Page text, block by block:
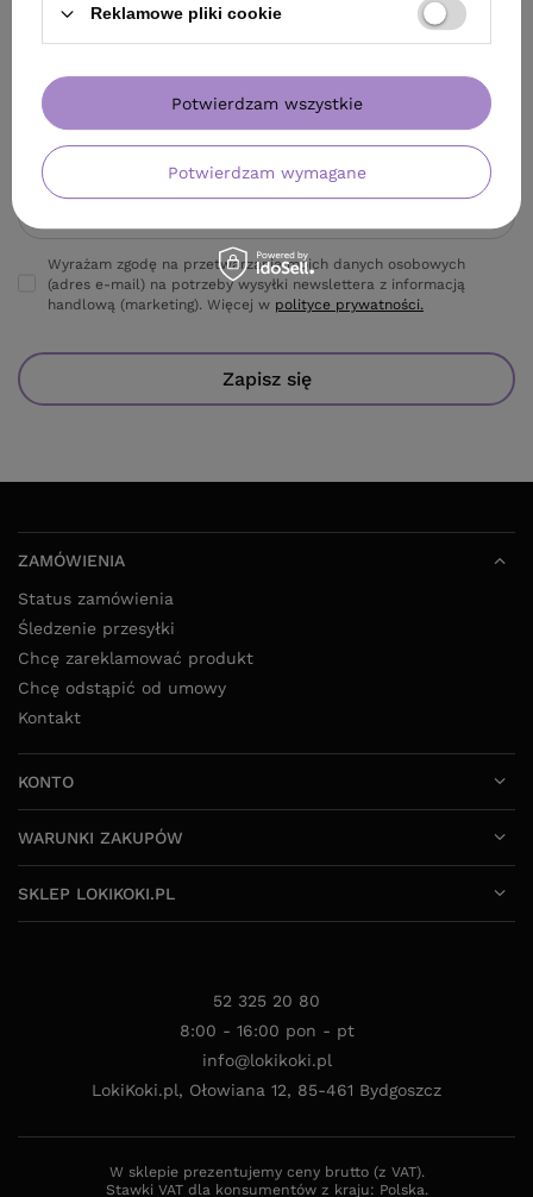
Zapisz się do naszego newslettera i odbierz kod rabatowy
Twoje imię
Wyrażam zgodę na przetwarzanie moich danych osobowych
(adres e-mail) na potrzeby wysyłki newslettera z informacją
handlową (marketing). Więcej w polityce prywatności.
Zapisz się
ZAMÓWIENIA
Status zamówienia
Śledzenie przesyłki
Chcę zareklamować produkt
Chcę odstąpić od umowy
Kontakt
KONTO
WARUNKI ZAKUPÓW
SKLEP LOKIKOKI.PL
52 325 20 80
8:00 - 16:00 pon - pt
info@lokikoki.pl
LokiKoki.pl, Ołowiana 12, 85-461 Bydgoszcz
W sklepie prezentujemy ceny brutto (z VAT).
Stawki VAT dla konsumentów z kraju: Polska.
Reklamowe pliki cookie
Potwierdzam wymagane
Potwierdzam wszystkie